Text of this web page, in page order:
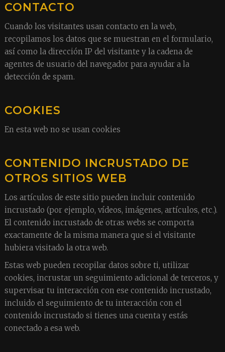
CONTACTO
Cuando los visitantes usan contacto en la web,
recopilamos los datos que se muestran en el formulario,
así como la dirección IP del visitante y la cadena de
agentes de usuario del navegador para ayudar a la
detección de spam.
COOKIES
En esta web no se usan cookies
CONTENIDO INCRUSTADO DE
OTROS SITIOS WEB
Los artículos de este sitio pueden incluir contenido
incrustado (por ejemplo, vídeos, imágenes, artículos, etc.).
El contenido incrustado de otras webs se comporta
exactamente de la misma manera que si el visitante
hubiera visitado la otra web.
Estas web pueden recopilar datos sobre ti, utilizar
cookies, incrustar un seguimiento adicional de terceros, y
supervisar tu interacción con ese contenido incrustado,
incluido el seguimiento de tu interacción con el
contenido incrustado si tienes una cuenta y estás
conectado a esa web.